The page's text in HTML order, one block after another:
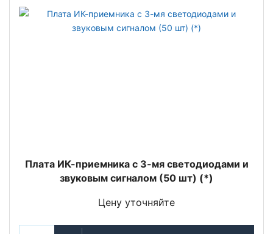
Плата ИК-приемника с 3-мя светодиодами и
звуковым сигналом (50 шт) (*)
Цену уточняйте